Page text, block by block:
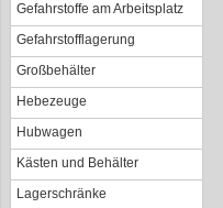
Gefahrstoffe am Arbeitsplatz
Gefahrstofflagerung
Großbehälter
Hebezeuge
Hubwagen
Kästen und Behälter
Lagerschränke